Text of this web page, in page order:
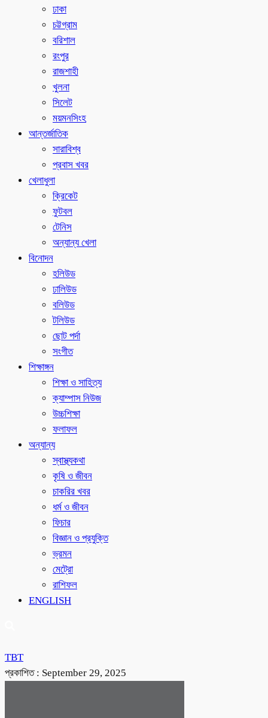
ঢাকা
চট্টগ্রাম
বরিশাল
রংপুর
রাজশাহী
খুলনা
সিলেট
ময়মনসিংহ
আন্তর্জাতিক
সারাবিশ্ব
প্রবাস খবর
খেলাধুলা
ক্রিকেট
ফুটবল
টেনিস
অন্যান্য খেলা
বিনোদন
হলিউড
ঢালিউড
বলিউড
টলিউড
ছোট পর্দা
সংগীত
শিক্ষাঙ্গন
শিক্ষা ও সাহিত্য
ক্যাম্পাস নিউজ
উচ্চশিক্ষা
ফলাফল
অন্যান্য
স্বাস্থ্যকথা
কৃষি ও জীবন
চাকরির খবর
ধর্ম ও জীবন
ফিচার
বিজ্ঞান ও প্রযুক্তি
ভ্রমন
মেট্রো
রাশিফল
ENGLISH
TBT
প্রকাশিত : September 29, 2025